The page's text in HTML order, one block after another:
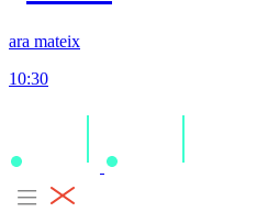
ara mateix
10:30